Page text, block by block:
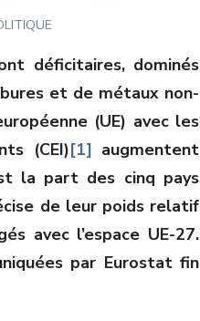
déficitaires, dominés
et de métaux non-
(UE) avec les
(CEI)[1] augmentent
la part des cinq pays
de leur poids relatif
avec l’espace UE-27.
par Eurostat fin